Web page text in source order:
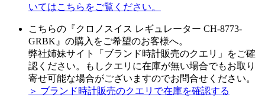
いてはこちらをご覧ください。
こちらの『クロノスイス レギュレーター CH-8773-
GRBK』の購入をご希望のお客様へ。
弊社姉妹サイト「ブランド時計販売のクエリ」をご確
認ください。もしクエリに在庫が無い場合でもお取り
寄せ可能な場合がございますのでお問合せください。
＞ ブランド時計販売のクエリで在庫を確認する